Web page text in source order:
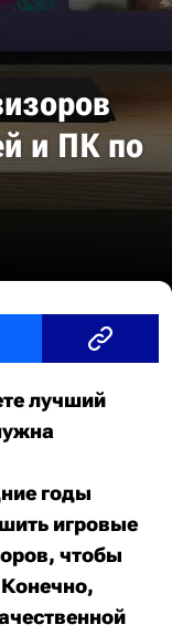
и ПК по
лучший
годы
игровые
чтобы